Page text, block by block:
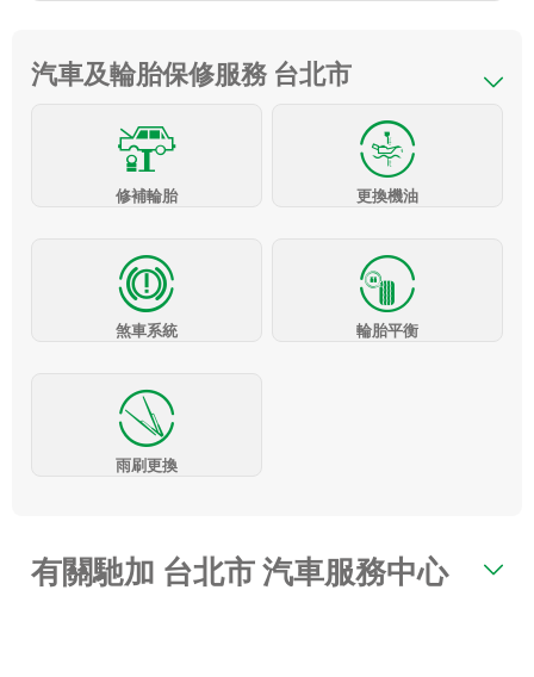
汽車及輪胎保修服務 台北市
修補輪胎 更換機油
煞車系統 輪胎平衡
雨刷更換
有關馳加 台北市 汽車服務中心